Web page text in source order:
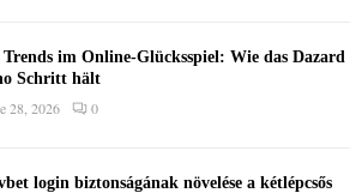
Trends im Online-Glücksspiel: Wie das Dazard
Schritt hält
28, 2026 0
login biztonságának növelése a kétlépcsős